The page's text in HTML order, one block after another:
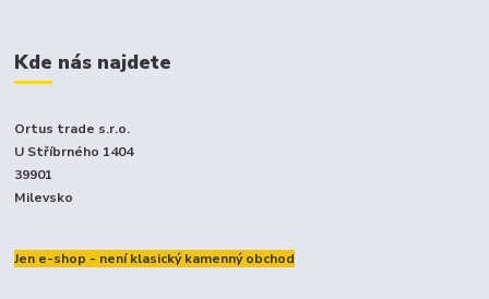
Kde nás najdete
Ortus trade s.r.o.
U Stříbrného 1404
39901
Milevsko
Jen e-shop - není klasický kamenný obchod